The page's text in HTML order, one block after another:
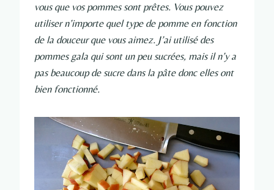
vous que vos pommes sont prêtes. Vous pouvez
utiliser n’importe quel type de pomme en fonction
de la douceur que vous aimez. J’ai utilisé des
pommes gala qui sont un peu sucrées, mais il n’y a
pas beaucoup de sucre dans la pâte donc elles ont
bien fonctionné.